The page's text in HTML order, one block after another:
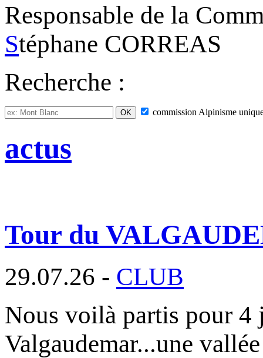
Responsable de la
Stéphane CORREAS
Recherche :
commission Alpinisme
actus
Tour du
29.07.26 - CLUB
Nous voilà partis pour 4
Valgaudemar...une